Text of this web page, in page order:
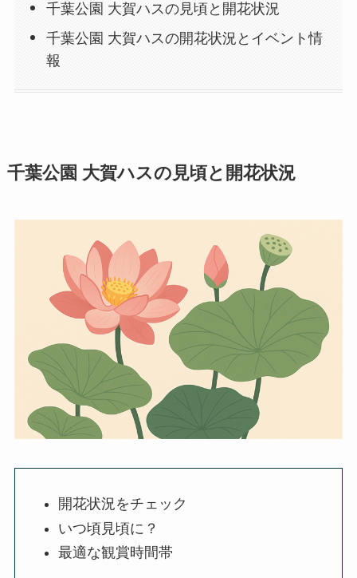
千葉公園 大賀ハスの見頃と開花状況
千葉公園 大賀ハスの開花状況とイベント情
報
千葉公園 大賀ハスの見頃と開花状況
開花状況をチェック
いつ頃見頃に？
最適な観賞時間帯